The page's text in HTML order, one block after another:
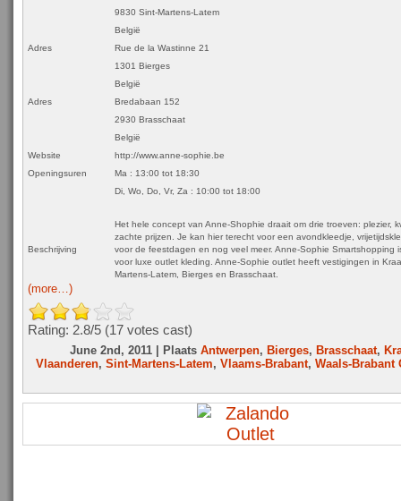
9830 Sint-Martens-Latem
België
Adres
Rue de la Wastinne 21
1301 Bierges
België
Adres
Bredabaan 152
2930 Brasschaat
België
Website
http://www.anne-sophie.be
Openingsuren
Ma : 13:00 tot 18:30
Di, Wo, Do, Vr, Za : 10:00 tot 18:00
Beschrijving
Het hele concept van Anne-Shophie draait om drie troeven: plezier,
zachte prijzen. Je kan hier terecht voor een avondkleedje,
voor de feestdagen en nog veel meer. Anne-Sophie Smartshopping
voor luxe outlet kleding. Anne-Sophie outlet heeft vestigingen in
Martens-Latem, Bierges en Brasschaat.
(more…)
Rating: 2.8/5 (17 votes cast)
June 2nd, 2011 | Plaats Antwerpen, Bierges, Brasschaat,
Vlaanderen, Sint-Martens-Latem, Vlaams-Brabant, Waals-Brabant